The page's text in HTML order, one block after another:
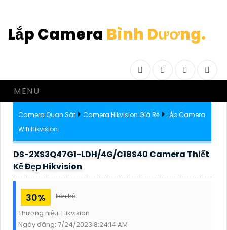
Lắp Camera Bình Dương.
FacebookTwitter Instagram
MENU
Camera Quan Sát Camera Hikvision Giá Rẻ
Lắp Camera
Wifi Hikvision
DS-2XS3Q47G1-LDH/4G/C18S40 Camera Thiết
Kế Đẹp Hikvision
30% liên hệ
Thương hiệu: Hikvision
Ngày đăng: 7/24/2023 8:24:14 AM